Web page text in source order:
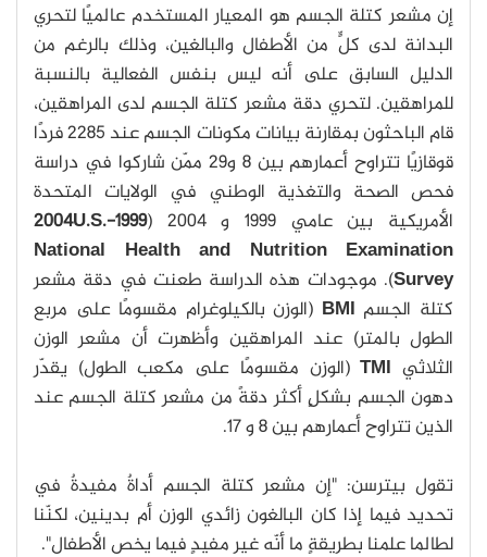
إن مشعر كتلة الجسم هو المعيار المستخدم عالميًا لتحري
البدانة لدى كلٍّ من الأطفال والبالغين، وذلك بالرغم من
الدليل السابق على أنه ليس بنفس الفعالية بالنسبة
للمراهقين. لتحري دقة مشعر كتلة الجسم لدى المراهقين،
قام الباحثون بمقارنة بيانات مكونات الجسم عند 2285 فردًا
قوقازيًا تتراوح أعمارهم بين 8 و29 ممّن شاركوا في دراسة
فحص الصحة والتغذية الوطني في الولايات المتحدة
الأمريكية بين عامي 1999 و 2004
(
1999-2004U.S.
National Health and Nutrition Examination
Survey). موجودات هذه الدراسة طعنت في دقة مشعر
كتلة الجسم BMI (الوزن بالكيلوغرام مقسومًا على مربع
الطول بالمتر) عند المراهقين وأظهرت أن مشعر الوزن
الثلاثي TMI (الوزن مقسومًا على مكعب الطول) يقدّر
دهون الجسم بشكلٍ أكثر دقةً من مشعر كتلة الجسم عند
الذين تتراوح أعمارهم بين 8 و 17.
تقول بيترسن: "إن مشعر كتلة الجسم أداةٌ مفيدةٌ في
تحديد فيما إذا كان البالغون زائدي الوزن أم بدينين، لكنّنا
لطالما علمنا بطريقةٍ ما أنّه غير مفيدٍ فيما يخص الأطفال".